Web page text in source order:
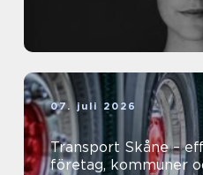
07. juli 2026
Transport Skåne –
företag, kommuner